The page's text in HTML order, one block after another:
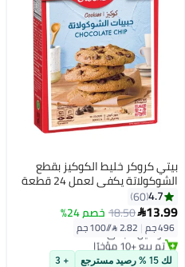
بيتي كروكر خليط الكوكيز بقطع
الشوكولاتة يكفي لعمل 24 قطعة
496جرام4.7
60
13.99
18.50خصم 24%
496 جم |
#4 في خمائر الخبز
أقل سعر في 30 يوم
توصيل مجاني
تم بيع +10 مؤخرًا
#4 في خمائر الخبزلك 15 % رصيد مسترجع + 3